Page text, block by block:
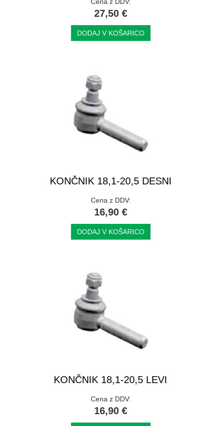
27,50 €
DODAJ V KOŠARICO
KONČNIK 18,1-20,5 DESNI
Cena z DDV:
16,90 €
DODAJ V KOŠARICO
KONČNIK 18,1-20,5 LEVI
Cena z DDV:
16,90 €